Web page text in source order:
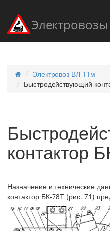
Электровоз ВЛ 11м
Быстродействующий
контактор
Назначение и технические
контактор БК-78Т (рис. 71)